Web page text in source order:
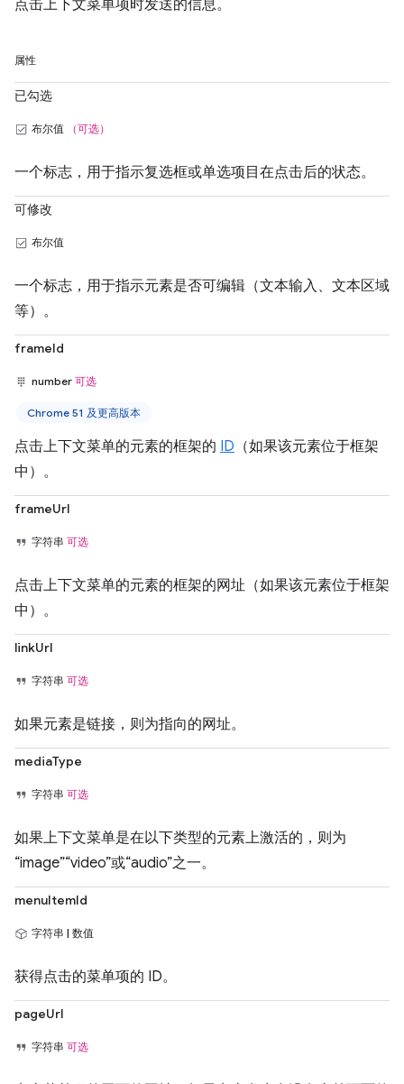
点击上下文菜单项时发送的信息。
属性
已勾选
布尔值 （可选）
一个标志，用于指示复选框或单选项目在点击后的状态。
可修改
布尔值
一个标志，用于指示元素是否可编辑（文本输入、文本区域
等）。
frameId
number 可选
Chrome 51 及更高版本
点击上下文菜单的元素的框架的 ID （如果该元素位于框架
中）。
frameUrl
字符串 可选
点击上下文菜单的元素的框架的网址（如果该元素位于框架
中）。
linkUrl
字符串 可选
如果元素是链接，则为指向的网址。
mediaType
字符串 可选
如果上下文菜单是在以下类型的元素上激活的，则为
“image”“video”或“audio”之一。
menuItemId
字符串 | 数值
获得点击的菜单项的 ID。
pageUrl
字符串 可选